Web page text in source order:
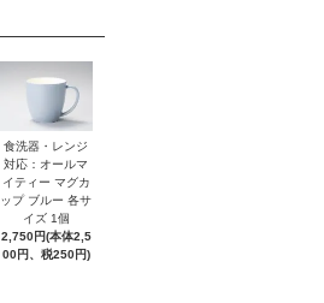
食洗器・レンジ
対応：オールマ
イティー マグカ
ップ ブルー 各サ
イズ 1個
2,750円(本体2,5
00円、税250円)